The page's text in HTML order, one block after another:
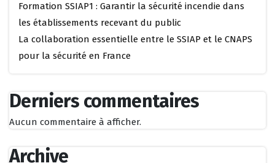
Formation SSIAP1 : Garantir la sécurité incendie dans
les établissements recevant du public
La collaboration essentielle entre le SSIAP et le CNAPS
pour la sécurité en France
Derniers commentaires
Aucun commentaire à afficher.
Archive